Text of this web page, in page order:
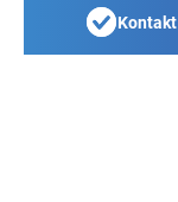
Kontakt